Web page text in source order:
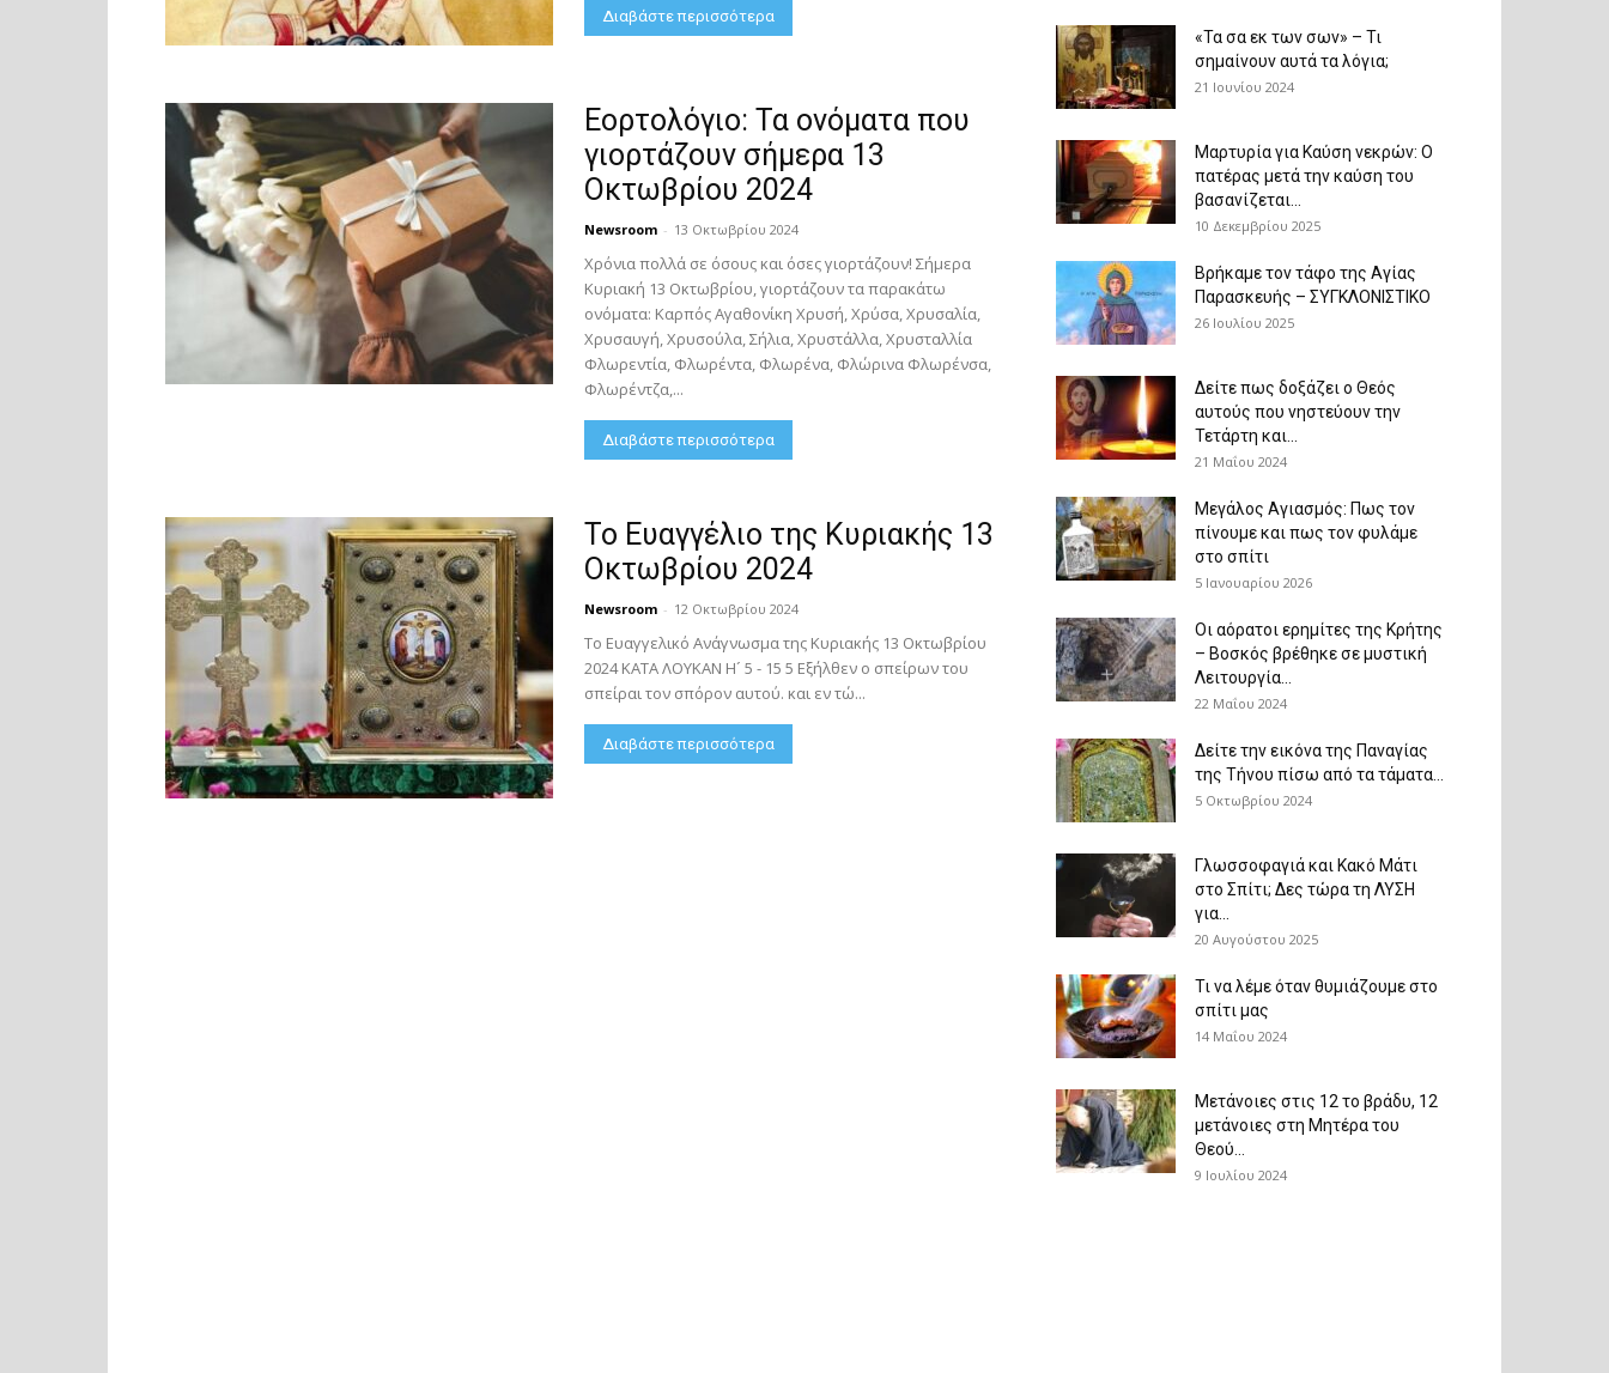
Διαβάστε περισσότερα
Εορτολόγιο: Τα ονόματα που
γιορτάζουν σήμερα 13
Οκτωβρίου 2024
Newsroom - 13 Οκτωβρίου 2024
Χρόνια πολλά σε όσους και όσες γιορτάζουν! Σήμερα
Κυριακή 13 Οκτωβρίου, γιορτάζουν τα παρακάτω
ονόματα: Καρπός Αγαθονίκη Χρυσή, Χρύσα, Χρυσαλία,
Χρυσαυγή, Χρυσούλα, Σήλια, Χρυστάλλα, Χρυσταλλία
Φλωρεντία, Φλωρέντα, Φλωρένα, Φλώρινα Φλωρένσα,
Φλωρέντζα,...
Διαβάστε περισσότερα
Το Ευαγγέλιο της Κυριακής 13
Οκτωβρίου 2024
Newsroom - 12 Οκτωβρίου 2024
Το Ευαγγελικό Ανάγνωσμα της Κυριακής 13 Οκτωβρίου
2024 ΚΑΤΑ ΛΟΥΚΑΝ Η´ 5 - 15 5 Εξήλθεν ο σπείρων του
σπείραι τον σπόρον αυτού. και εν τώ...
Διαβάστε περισσότερα
«Τα σα εκ των σων» – Τι
σημαίνουν αυτά τα λόγια;
21 Ιουνίου 2024
Μαρτυρία για Καύση νεκρών: Ο
πατέρας μετά την καύση του
βασανίζεται...
10 Δεκεμβρίου 2025
Βρήκαμε τον τάφο της Αγίας
Παρασκευής – ΣΥΓΚΛΟΝΙΣΤΙΚΟ
26 Ιουλίου 2025
Δείτε πως δοξάζει ο Θεός
αυτούς που νηστεύουν την
Τετάρτη και...
21 Μαΐου 2024
Μεγάλος Αγιασμός: Πως τον
πίνουμε και πως τον φυλάμε
στο σπίτι
5 Ιανουαρίου 2026
Οι αόρατοι ερημίτες της Κρήτης
– Βοσκός βρέθηκε σε μυστική
Λειτουργία...
22 Μαΐου 2024
Δείτε την εικόνα της Παναγίας
της Τήνου πίσω από τα τάματα...
5 Οκτωβρίου 2024
Γλωσσοφαγιά και Κακό Μάτι
στο Σπίτι; Δες τώρα τη ΛΥΣΗ
για...
20 Αυγούστου 2025
Τι να λέμε όταν θυμιάζουμε στο
σπίτι μας
14 Μαΐου 2024
Μετάνοιες στις 12 το βράδυ, 12
μετάνοιες στη Μητέρα του
Θεού...
9 Ιουλίου 2024